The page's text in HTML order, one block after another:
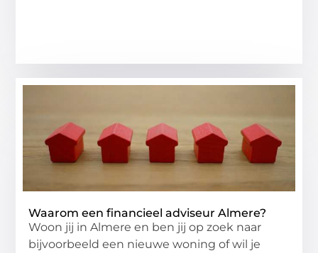
Waarom een financieel adviseur Almere?
Woon jij in Almere en ben jij op zoek naar
bijvoorbeeld een nieuwe woning of wil je